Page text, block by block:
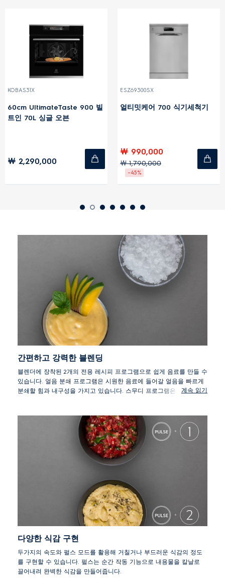
KOBAS31X
60cm UltimateTaste 900 빌
트인 70L 싱글 오븐
￦ 2,290,000
ESZ69300SX
얼티밋케어 700 식기세척기
￦ 990,000
￦ 1,790,000
-45%
간편하고 강력한 블렌딩
블렌더에 장착된 2개의 전용 레시피 프로그램으로 쉽게 음료를 만들 수
있습니다. 얼음 분쇄 프로그램은 시원한 음료에 들어갈 얼음을 빠르게
분쇄할 힘과 내구성을 가지고 있습니다. 스무디 프로그램은 향과 영양
계속 읽기
다양한 식감 구현
두가지의 속도와 펄스 모드를 활용해 거칠거나 부드러운 식감의 정도
를 구현할 수 있습니다. 펄스는 순간 작동 기능으로 내용물을 칼날로
끌어내려 완벽한 식감을 만들어줍니다.